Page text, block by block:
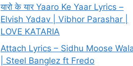
यारो के यार Yaaro Ke Yaar Lyrics –
Elvish Yadav | Vibhor Parashar |
LOVE KATARIA
Attach Lyrics – Sidhu Moose
| Steel Banglez ft Fredo